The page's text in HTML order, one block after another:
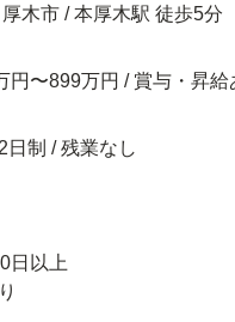
木市 / 本厚木駅 徒歩5分
円〜899万円 / 賞与・昇給
日制 / 残業なし
日以上